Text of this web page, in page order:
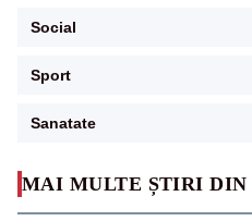
MAI MULTE ȘTIRI DIN
Social
Sport
Sanatate